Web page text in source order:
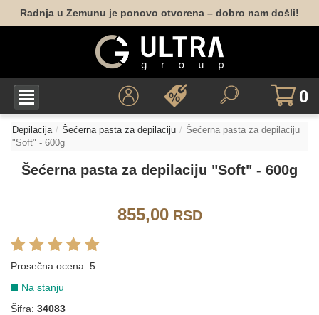
Radnja u Zemunu je ponovo otvorena – dobro nam došli!
0
Depilacija Šećerna pasta za depilaciju
Šećerna pasta za depilaciju
"Soft" - 600g
Šećerna pasta za depilaciju "Soft" - 600g
855,00RSD
Prosečna ocena: 5
Na stanju
Šifra: 34083